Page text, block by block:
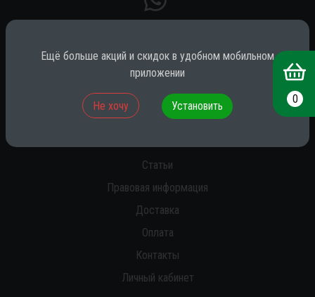
* принадлежит компании Meta (признана экстремистской на территории
РФ)
О нас
Статьи
Правовая информация
Доставка
Оплата
Контакты
Личный кабинет
0
Ещё больше акций и скидок в удобном мобильном
приложении
Не хочу Установить